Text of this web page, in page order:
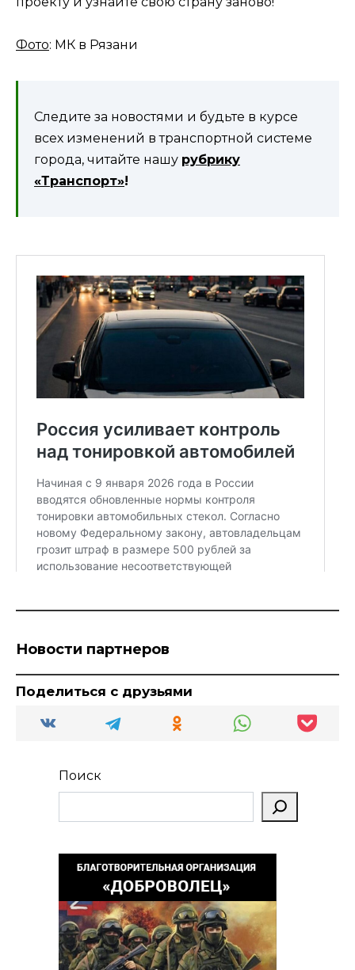
Фото: МК в Рязани
Следите за новостями и будьте в курсе
всех изменений в транспортной системе
города, читайте нашу рубрику
«Транспорт»!
Новости партнеров
Поделиться с друзьями
Поиск